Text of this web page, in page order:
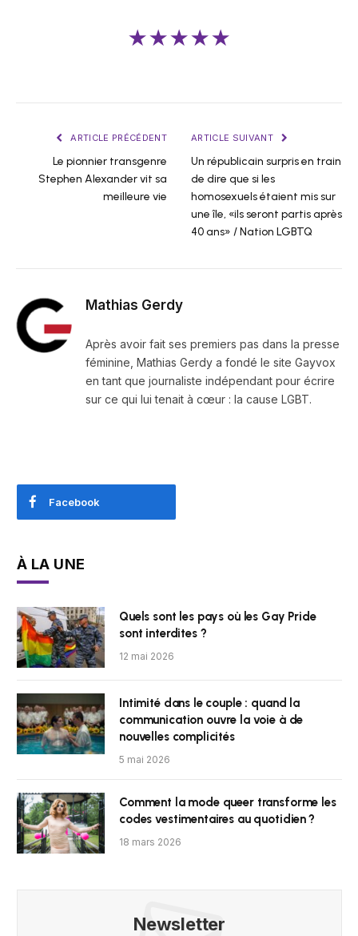
★★★★★
ARTICLE PRÉCÉDENT
Le pionnier transgenre
Stephen Alexander vit sa
meilleure vie
ARTICLE SUIVANT
Un républicain surpris en train
de dire que si les
homosexuels étaient mis sur
une île, «ils seront partis après
40 ans» / Nation LGBTQ
Mathias Gerdy
Après avoir fait ses premiers pas dans la presse
féminine, Mathias Gerdy a fondé le site Gayvox
en tant que journaliste indépendant pour écrire
sur ce qui lui tenait à cœur : la cause LGBT.
Facebook
À LA UNE
Quels sont les pays où les Gay Pride
sont interdites ?
12 mai 2026
Intimité dans le couple : quand la
communication ouvre la voie à de
nouvelles complicités
5 mai 2026
Comment la mode queer transforme les
codes vestimentaires au quotidien ?
18 mars 2026
Newsletter